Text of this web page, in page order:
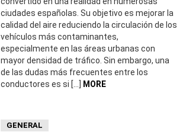
ciudades españolas. Su objetivo es mejorar la
calidad del aire reduciendo la circulación de los
vehículos más contaminantes,
especialmente en las áreas urbanas con
mayor densidad de tráfico. Sin embargo, una
de las dudas más frecuentes entre los
conductores es si […]
MORE
GENERAL